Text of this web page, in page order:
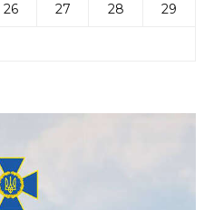
26 27 28 29